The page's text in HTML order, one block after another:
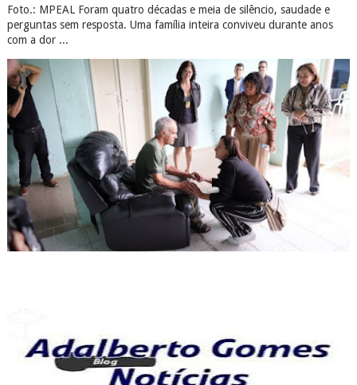
Foto.: MPEAL Foram quatro décadas e meia de silêncio, saudade e
perguntas sem resposta. Uma família inteira conviveu durante anos
com a dor ...